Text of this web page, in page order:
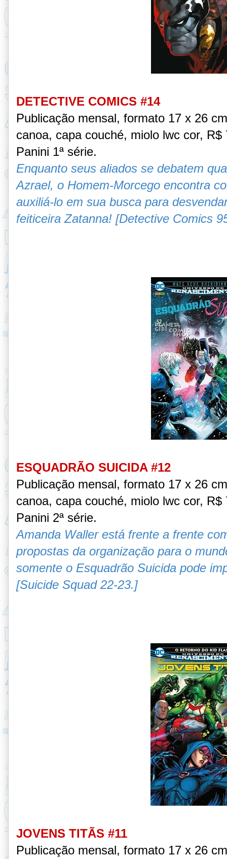
DETECTIVE COMICS #14
Publicação mensal, formato 17 x 26
canoa, capa couché, miolo lwc cor,
Panini 1ª série.
Enquanto seus aliados se debatem
Azrael, o Homem-Morcego encontra
auxiliá-lo em sua busca para
feiticeira Zatanna! [Detective Comics
ESQUADRÃO SUICIDA #12
Publicação mensal, formato 17 x 26
canoa, capa couché, miolo lwc cor,
Panini 2ª série.
Amanda Waller está frente a frente
propostas da organização para o
somente o Esquadrão Suicida pode
[Suicide Squad 22-23.]
JOVENS TITÃS #11
Publicação mensal, formato 17 x 26